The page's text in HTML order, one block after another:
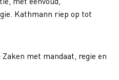
Kathmann riep op tot
met mandaat, regie en